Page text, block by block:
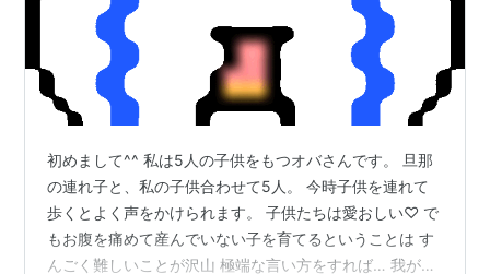
初めまして^^ 私は5人の子供をもつオバさんです。 旦那
の連れ子と、私の子供合わせて5人。 今時子供を連れて
歩くとよく声をかけられます。 子供たちは愛おしい♡ で
もお腹を痛めて産んでいない子を育てるということは す
んごく難しいことが沢山 極端な言い方をすれば… 我が子